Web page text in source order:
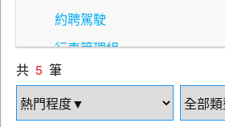
約聘駕駛
行車管理組
道班組
共 5 筆